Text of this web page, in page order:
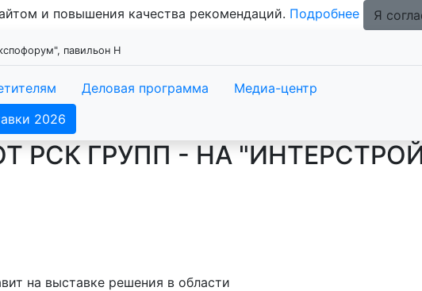
и повышения качества рекомендаций. Подробнее Я
павильон Н
Деловая программа
Медиа-центр
2026
РСК ГРУПП - НА
на выставке решения в области